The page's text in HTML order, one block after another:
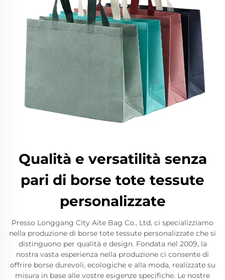
Qualità e versatilità senza
pari di borse tote tessute
personalizzate
Presso Longgang City Aite Bag Co., Ltd, ci specializziamo
nella produzione di borse tote tessute personalizzate che si
distinguono per qualità e design. Fondata nel 2009, la
nostra vasta esperienza nella produzione ci consente di
offrire borse durevoli, ecologiche e alla moda, realizzate su
misura in base alle vostre esigenze specifiche. Le nostre